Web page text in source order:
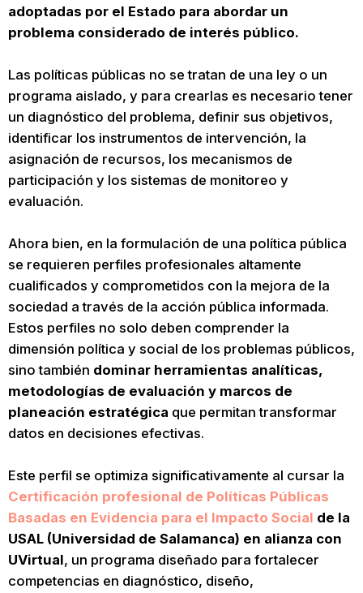
adoptadas por el Estado para abordar un
problema considerado de interés público.
Las políticas públicas no se tratan de una ley o un
programa aislado, y para crearlas es necesario tener
un diagnóstico del problema, definir sus objetivos,
identificar los instrumentos de intervención, la
asignación de recursos, los mecanismos de
participación y los sistemas de monitoreo y
evaluación.
Ahora bien, en la formulación de una política pública
se requieren perfiles profesionales altamente
cualificados y comprometidos con la mejora de la
sociedad a través de la acción pública informada.
Estos perfiles no solo deben comprender la
dimensión política y social de los problemas públicos,
sino también dominar herramientas analíticas,
metodologías de evaluación y marcos de
planeación estratégica que permitan transformar
datos en decisiones efectivas.
Este perfil se optimiza significativamente al cursar la
Certificación profesional de Políticas Públicas
Basadas en Evidencia para el Impacto Social de la
USAL (Universidad de Salamanca) en alianza con
UVirtual, un programa diseñado para fortalecer
competencias en diagnóstico, diseño,